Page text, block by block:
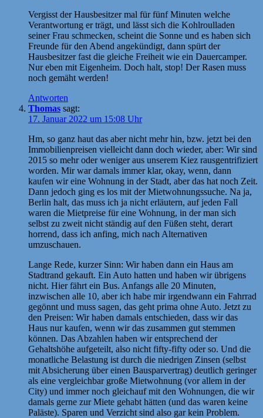
Vergisst der Hausbesitzer mal für fünf Minuten welche
Verantwortung er trägt, und lässt sich die Kohlroulladen
seiner Frau schmecken, scheint die Sonne und es haben sich
Freunde für den Abend angekündigt, dann spürt der
Hausbesitzer fast die gleiche Freiheit wie ein Dauercamper.
Nur eben mit Eigenheim. Doch halt, stop! Der Rasen muss
noch gemäht werden!
Antworten
Thomas sagt:
17. Januar 2022 um 15:08 Uhr
Hm, so ganz haut das aber nicht mehr hin, bzw. jetzt bei den
Immobilienpreisen vielleicht dann doch wieder, aber: Wir sind
2015 so mehr oder weniger aus unserem Kiez rausgentrifiziert
worden. Mir war damals immer klar, okay, wenn, dann
kaufen wir eine Wohnung in der Stadt, aber das hat noch Zeit.
Dann jedoch ging es los mit der Mietwohnungssuche. Na ja,
Berlin halt, das muss ich ja nicht erläutern, auf jeden Fall
waren die Mietpreise für eine Wohnung, in der man sich
selbst zu zweit nicht ständig auf den Füßen steht, derart
horrend, dass ich anfing, mich nach Alternativen
umzuschauen.
Lange Rede, kurzer Sinn: Wir haben dann ein Haus am
Stadtrand gekauft. Ein Auto hatten und haben wir übrigens
nicht. Hier fährt ein Bus. Anfangs alle 20 Minuten,
inzwischen alle 10, aber ich habe mir irgendwann ein Fahrrad
gegönnt und muss sagen, das geht prima ohne Auto. Jetzt zu
den Preisen: Wir haben damals entschieden, dass wir das
Haus nur kaufen, wenn wir das zusammen gut stemmen
können. Das Abzahlen haben wir entsprechend der
Gehaltshöhe aufgeteilt, also nicht fifty-fifty oder so. Und die
monatliche Belastung ist durch die niedrigen Zinsen (selbst
mit Absicherung über einen Bausparvertrag) deutlich geringer
als eine vergleichbar große Mietwohnung (vor allem in der
City) und immer noch gleichauf mit den Wohnungen, die wir
damals gerne zur Miete gehabt hätten (und das waren keine
Paläste). Sparen und Verzicht sind also gar kein Problem.